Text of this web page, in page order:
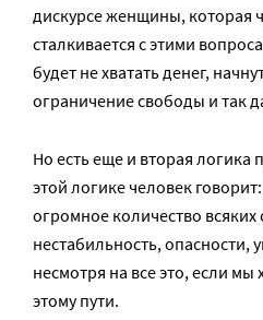
дискурсе женщины, которая
сталкивается с этими
будет не хватать денег,
ограничение свободы и так
Но есть еще и вторая
этой логике человек
огромное количество всяких
нестабильность, опасности,
несмотря на все это, если
этому пути.